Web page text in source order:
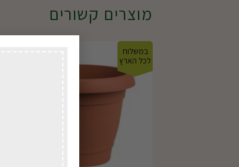
מוצרים קשורים
במשלוח
לכל הארץ